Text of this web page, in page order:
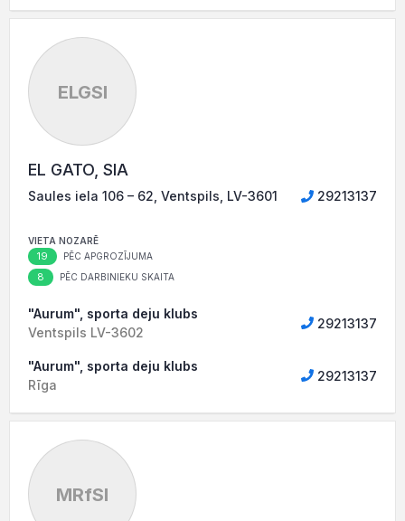
ELGSI
EL GATO, SIA
Saules iela 106 – 62, Ventspils, LV-3601 29213137
VIETA NOZARĒ
19 PĒC APGROZĪJUMA
8 PĒC DARBINIEKU SKAITA
"Aurum", sporta deju klubs
Ventspils LV-3602
29213137
"Aurum", sporta deju klubs
Rīga
29213137
MRfSI